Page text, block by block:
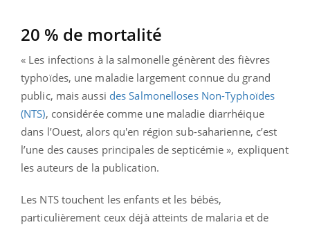
20 % de mortalité
« Les infections à la salmonelle génèrent des fièvres
typhoïdes, une maladie largement connue du grand
public, mais aussi des Salmonelloses Non-Typhoïdes
(NTS), considérée comme une maladie diarrhéique
dans l’Ouest, alors qu'en région sub-saharienne, c’est
l’une des causes principales de septicémie », expliquent
les auteurs de la publication.
Les NTS touchent les enfants et les bébés,
particulièrement ceux déjà atteints de malaria et de